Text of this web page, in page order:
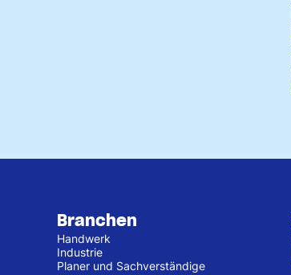
Branchen
Handwerk
Industrie
Planer und Sachverständige